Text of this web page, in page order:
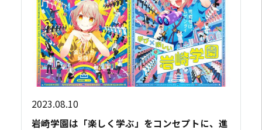
2023.08.10
岩崎学園は「楽しく学ぶ」をコンセプトに、進